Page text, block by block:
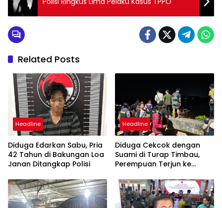
Related Posts
Headline
Diduga Edarkan Sabu, Pria
42 Tahun di Bakungan Loa
Janan Ditangkap Polisi
Headline
Diduga Cekcok dengan
Suami di Turap Timbau,
Perempuan Terjun ke